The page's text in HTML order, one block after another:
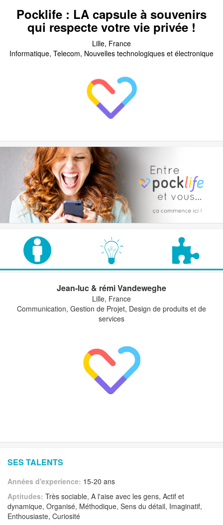
Pocklife : LA capsule à souvenirs
qui respecte votre vie privée !
Lille, France
Informatique, Telecom, Nouvelles technologiques et électronique
Jean-luc & rémi Vandeweghe
Lille, France
Communication, Gestion de Projet, Design de produits et de
services
SES TALENTS
Années d'experience: 15-20 ans
Aptitudes: Très sociable, A l'aise avec les gens, Actif et
dynamique, Organisé, Méthodique, Sens du détail, Imaginatif,
Enthousiaste, Curiosité